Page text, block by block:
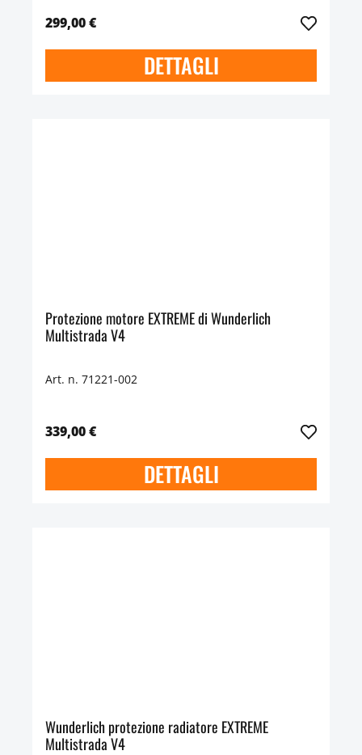
299,00 €
DETTAGLI
Protezione motore EXTREME di Wunderlich
Multistrada V4
Art. n. 71221-002
339,00 €
DETTAGLI
Wunderlich protezione radiatore EXTREME
Multistrada V4